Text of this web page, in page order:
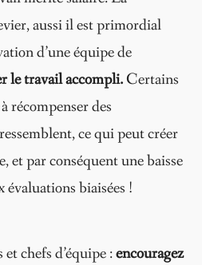
aussi il est primordial
d’une équipe de
le travail accompli.Certains
récompenser des
ce qui peut créer
et par conséquent une baisse
biaisées !
chefs d’équipe :encouragez